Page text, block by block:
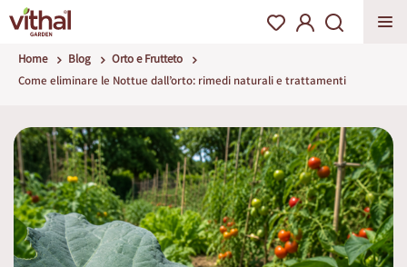
Home Blog
Orto e Frutteto
Come eliminare le Nottue dall’orto: rimedi naturali e trattamenti